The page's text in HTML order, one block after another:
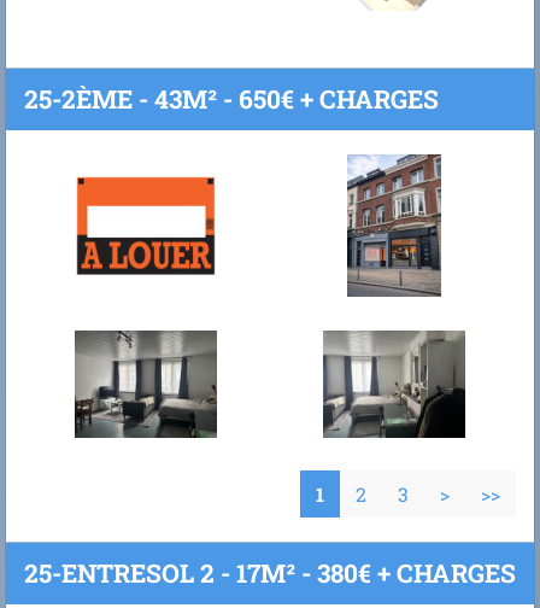
25-2ÈME - 43M² - 650€ + CHARGES
1 2 3 > >>
25-ENTRESOL 2 - 17M² - 380€ + CHARGES